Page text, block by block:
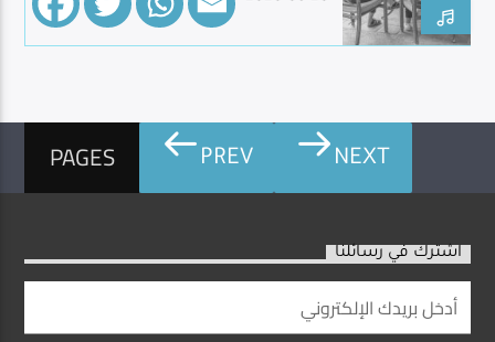
PAGES PREV NEXT
اشترك في رسائلنا